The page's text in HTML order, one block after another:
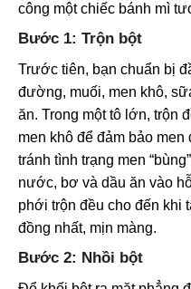
công một chiếc bánh mì
Bước 1: Trộn bột
Trước tiên, bạn chuẩn bị
đường, muối, men khô,
ăn. Trong một tô lớn, trộn
men khô để đảm bảo
tránh tình trạng men
nước, bơ và dầu ăn vào
phới trộn đều cho đến khi
đồng nhất, mịn màng.
Bước 2: Nhồi bột